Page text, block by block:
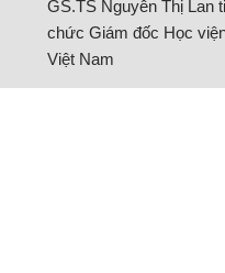
GS.TS Nguyễn Thị Lan
chức Giám đốc Học
Việt Nam